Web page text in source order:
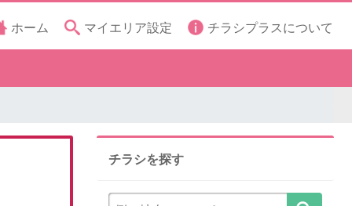
ホーム マイエリア設定 チラシプラスについて
チラシを探す